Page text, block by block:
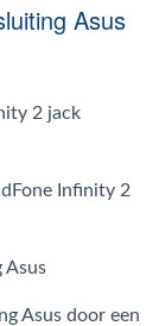
Asus
2 jack
Infinity 2
Asus
Asus door een